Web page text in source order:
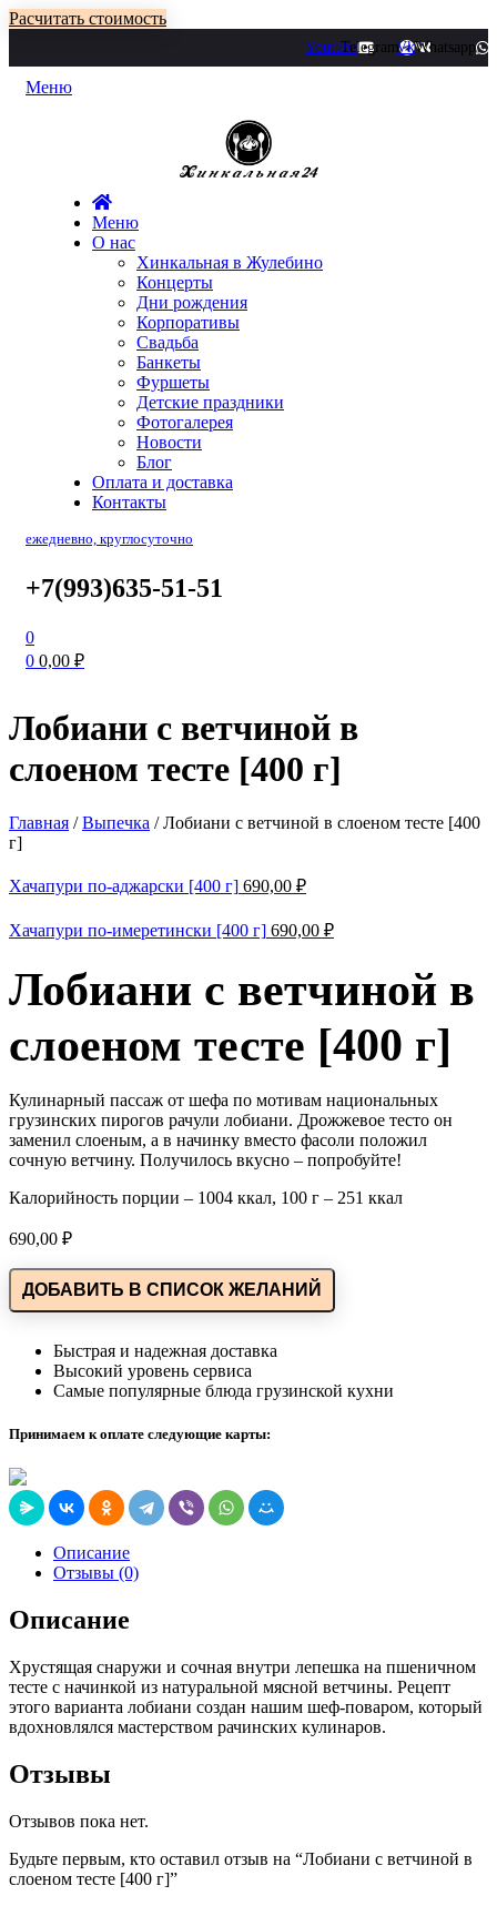
Расчитать стоимость
YoutubeTelegramVkWhatsapp
Меню
Меню
О нас
Хинкальная в Жулебино
Концерты
Дни рождения
Корпоративы
Свадьба
Банкеты
Фуршеты
Детские праздники
Фотогалерея
Новости
Блог
Оплата и доставка
Контакты
ежедневно, круглосуточно
+7(993)635-51-51
0
0 0,00 ₽
Лобиани с ветчиной в
слоеном тесте [400 г]
Главная /Выпечка /Лобиани с ветчиной в слоеном тесте [400
г]
Хачапури по-аджарски [400 г] 690,00 ₽
Хачапури по-имеретински [400 г] 690,00 ₽
Лобиани с ветчиной в
слоеном тесте [400 г]
Кулинарный пассаж от шефа по мотивам национальных
грузинских пирогов рачули лобиани. Дрожжевое тесто он
заменил слоеным, а в начинку вместо фасоли положил
сочную ветчину. Получилось вкусно – попробуйте!
Калорийность порции – 1004 ккал, 100 г – 251 ккал
690,00 ₽
ДОБАВИТЬ В СПИСОК ЖЕЛАНИЙ
Быстрая и надежная доставка
Высокий уровень сервиса
Самые популярные блюда грузинской кухни
Принимаем к оплате следующие карты:
Описание
Отзывы (0)
Описание
Хрустящая снаружи и сочная внутри лепешка на пшеничном
тесте с начинкой из натуральной мясной ветчины. Рецепт
этого варианта лобиани создан нашим шеф-поваром, который
вдохновлялся мастерством рачинских кулинаров.
Отзывы
Отзывов пока нет.
Будьте первым, кто оставил отзыв на “Лобиани с ветчиной в
слоеном тесте [400 г]”